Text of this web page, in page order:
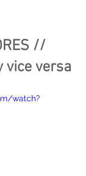
//
vice versa
watch?